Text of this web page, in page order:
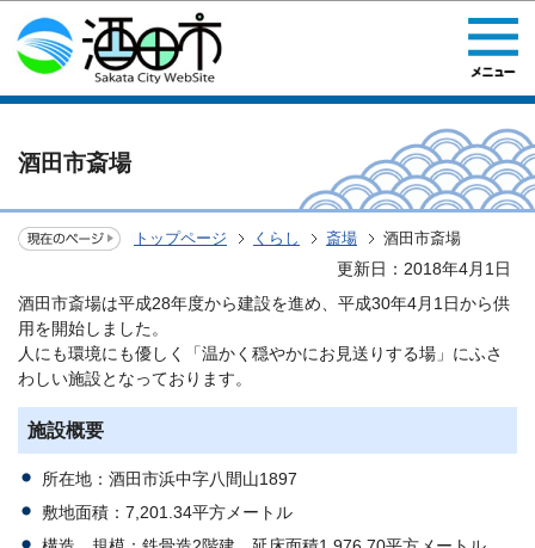
このページの本文へ移動
酒田市斎場
トップページ くらし 斎場 酒田市斎場
更新日：2018年4月1日
酒田市斎場は平成28年度から建設を進め、平成30年4月1日から供
用を開始しました。
人にも環境にも優しく「温かく穏やかにお見送りする場」にふさ
わしい施設となっております。
施設概要
所在地：酒田市浜中字八間山1897
敷地面積：7,201.34平方メートル